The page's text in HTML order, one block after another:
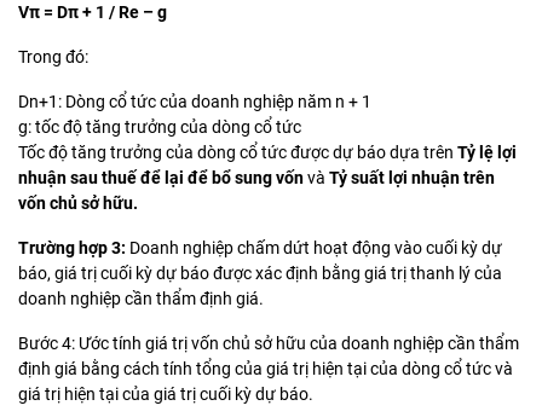
Vπ = Dπ + 1 / Re – g
Trong đó:
Dn+1: Dòng cổ tức của doanh nghiệp năm n + 1
g: tốc độ tăng trưởng của dòng cổ tức
Tốc độ tăng trưởng của dòng cổ tức được dự báo dựa trên Tỷ lệ lợi
nhuận sau thuế để lại để bổ sung vốnvà Tỷ suất lợi nhuận trên
vốn chủ sở hữu.
Trường hợp 3: Doanh nghiệp chấm dứt hoạt động vào cuối kỳ dự
báo, giá trị cuối kỳ dự báo được xác định bằng giá trị thanh lý của
doanh nghiệp cần thẩm định giá.
Bước 4: Ước tính giá trị vốn chủ sở hữu của doanh nghiệp cần thẩm
định giá bằng cách tính tổng của giá trị hiện tại của dòng cổ tức và
giá trị hiện tại của giá trị cuối kỳ dự báo.